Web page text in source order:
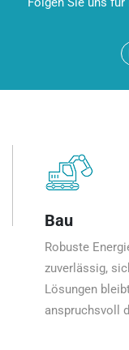
Bau
Robuste
zuverlässig,
Lösungen
anspruchsvoll